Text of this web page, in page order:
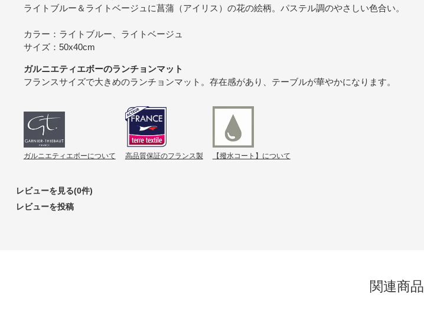
ライトブルー＆ライトベージュに菖蒲（アイリス）の花の絵柄。パステル調のやさしい色合い。
カラー：ライトブルー、ライトベージュ
サイズ：50x40cm
ガルニエティエボーのランチョンマット
フランスサイズで大きめのランチョンマット。存在感があり、テーブルが華やかになります。
ガルニエティエボーについて 高品質保証のフランス製 【撥水コート】について
レビューを見る(0件)
レビューを投稿
関連商品